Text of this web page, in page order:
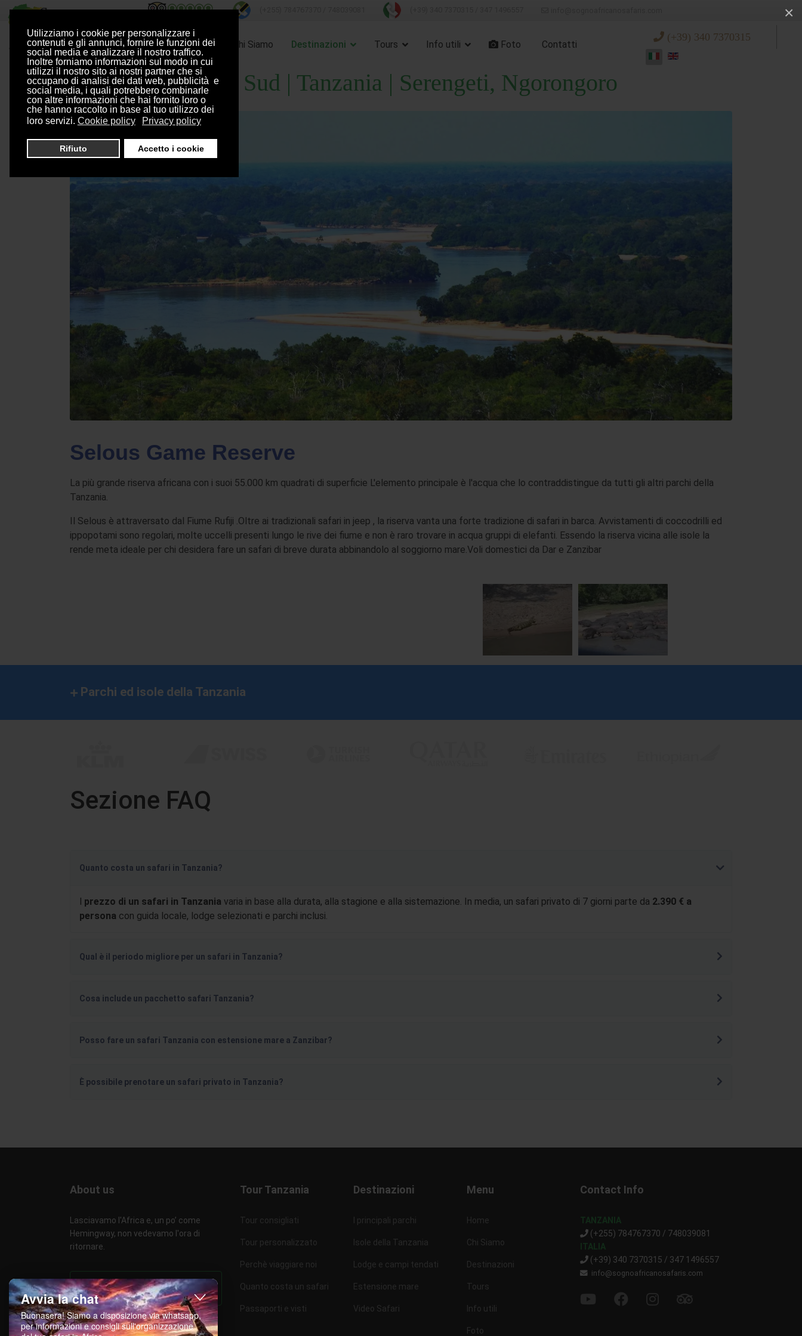
×
Utilizziamo i cookie per personalizzare i
contenuti e gli annunci, fornire le funzioni dei
social media e analizzare il nostro traffico.
Inoltre forniamo informazioni sul modo in cui
utilizzi il nostro sito ai nostri partner che si
occupano di analisi dei dati web, pubblicità e
social media, i quali potrebbero combinarle
con altre informazioni che hai fornito loro o
che hanno raccolto in base al tuo utilizzo dei
loro servizi. Cookie policy Privacy policy
Rifiuto Accetto i cookie
Home Chi Siamo Destinazioni Tours Info utili Foto Contatti
(+39) 340 7370315
Parchi del Nord e Sud | Tanzania | Serengeti, Ngorongoro
Selous Game Reserve
La più grande riserva africana con i suoi 55.000 km quadrati di superficie L'elemento principale è l'acqua che lo contraddistingue da tutti gli altri parchi della
Tanzania.
Il Selous è attraversato dal Fiume Rufiji .Oltre ai tradizionali safari in jeep , la riserva vanta una forte tradizione di safari in barca. Avvistamenti di coccodrilli ed
ippopotami sono regolari, molte uccelli presenti lungo le rive dei fiume e non è raro trovare in acqua gruppi di elefanti. Essendo la riserva vicina alle isole la
rende meta ideale per chi desidera fare un safari di breve durata abbinandolo al soggiorno mare.Voli domestici da Dar e Zanzibar
Parchi ed isole della Tanzania
Sezione FAQ
Quanto costa un safari in Tanzania?
l prezzo di un safari in Tanzania varia in base alla durata, alla stagione e alla sistemazione. In media, un safari privato di 7 giorni parte da 2.390 € a
persona con guida locale, lodge selezionati e parchi inclusi.
Qual è il periodo migliore per un safari in Tanzania?
Cosa include un pacchetto safari Tanzania?
Posso fare un safari Tanzania con estensione mare a Zanzibar?
È possibile prenotare un safari privato in Tanzania?
About us
Lasciavamo l'Africa e, un po’ come
Hemingway, non vedevamo l'ora di
ritornare.
RICHIEDI PREVENTIVO
Tour Tanzania
Tour consigliati
Tour personalizzato
Perchè viaggiare noi
Quanto costa un safari
Passaporti e visti
Destinazioni
I principali parchi
Isole della Tanzania
Lodge e campi tendati
Estensione mare
Video Safari
Menu
Home
Chi Siamo
Destinazioni
Tours
Info utili
Foto
Contact Info
TANZANIA
(+255) 784767370 / 748039081
ITALIA
(+39) 340 7370315 / 347 1496557
info@sognoafricanosafaris.com
Avvia la chat
Buonasera! Siamo a disposizione via whatsapp,
per informazioni e consigli sull'organizzazione